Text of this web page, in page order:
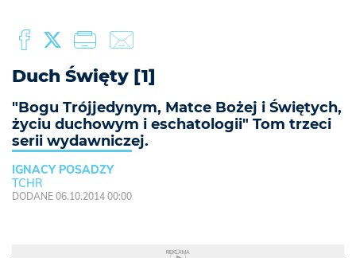
Duch Święty [1]
"Bogu Trójjedynym, Matce Bożej i Świętych,
życiu duchowym i eschatologii" Tom trzeci
serii wydawniczej.
IGNACY POSADZY
TCHR
DODANE 06.10.2014 00:00
REKLAMA